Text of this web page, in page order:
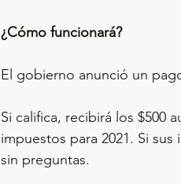
¿Cómo funcionará?
El gobierno anunció un
Si califica, recibirá los $500
impuestos para 2021. Si
sin preguntas.